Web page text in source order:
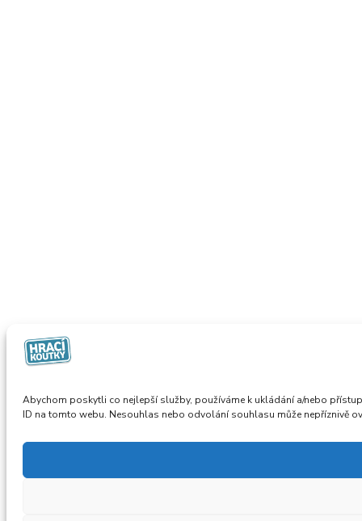
Abychom poskytli co nejlepší služby, používáme k ukládání a/nebo
ID na tomto webu. Nesouhlas nebo odvolání souhlasu může nepříznivě